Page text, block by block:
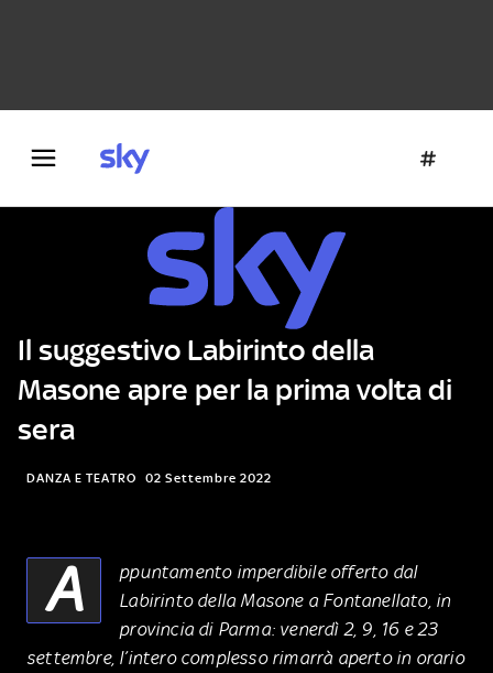
Il suggestivo Labirinto della
Masone apre per la prima volta di
sera
DANZA E TEATRO 02 Settembre 2022
A
ppuntamento imperdibile offerto dal
Labirinto della Masone a Fontanellato, in
provincia di Parma: venerdì 2, 9, 16 e 23
settembre, l’intero complesso rimarrà aperto in orario